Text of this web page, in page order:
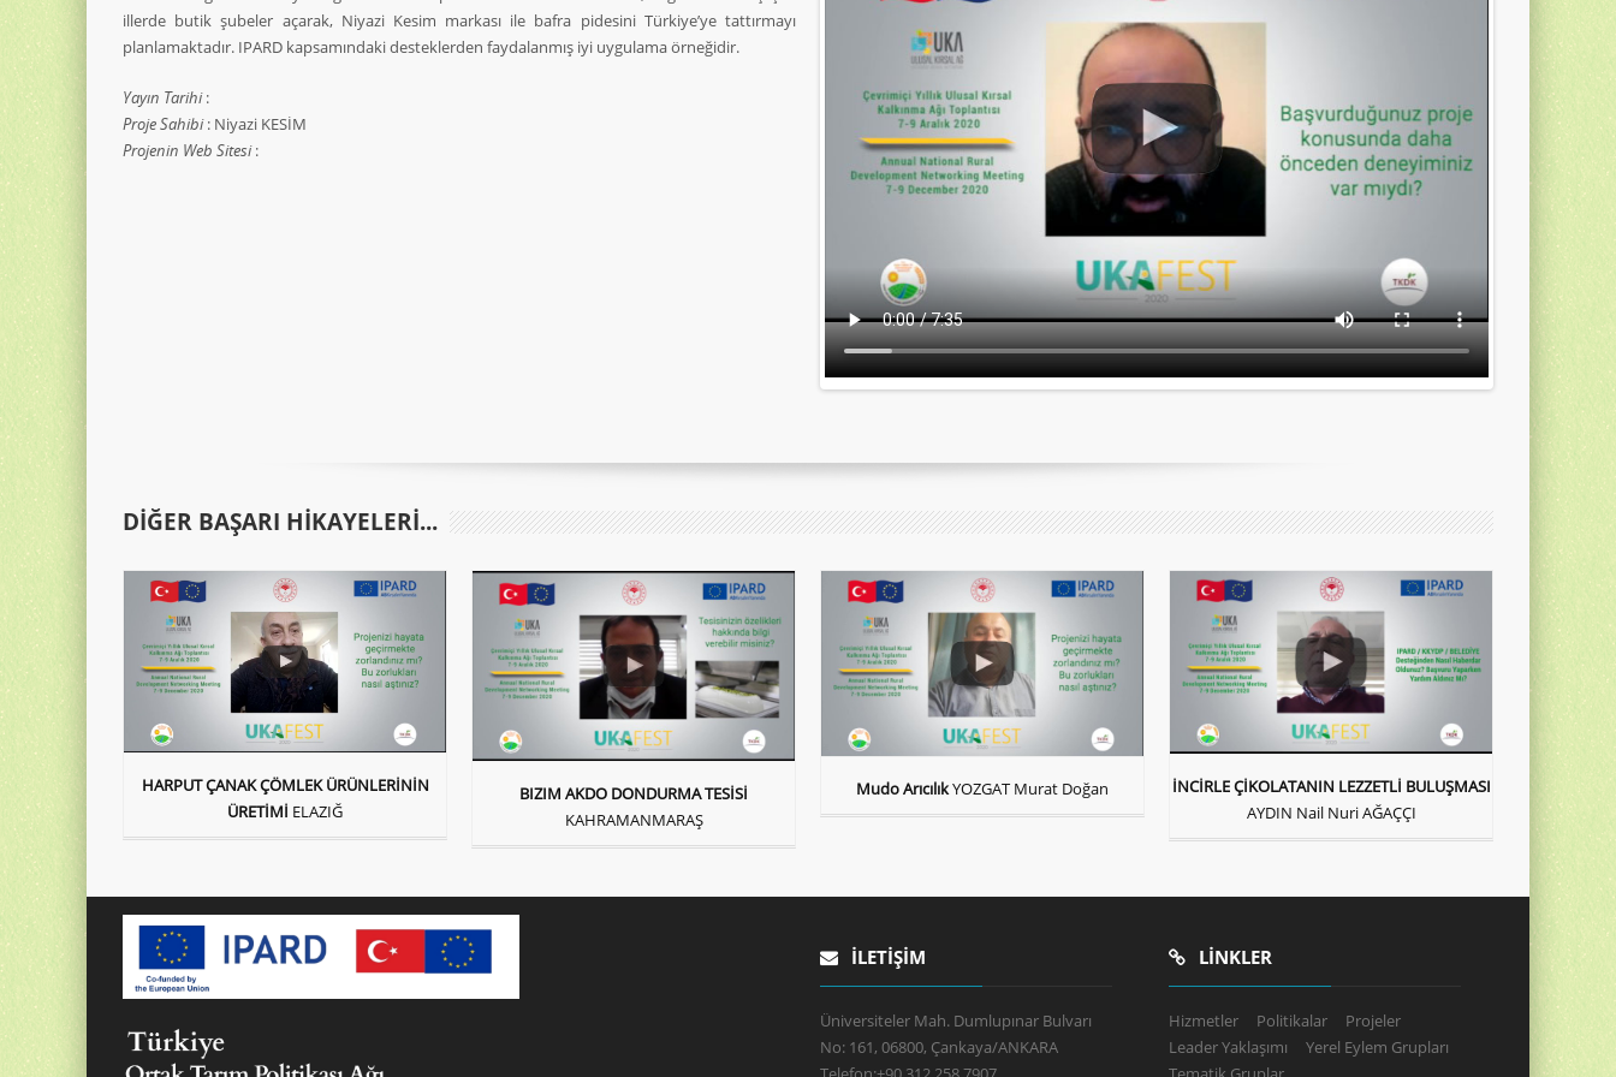
illerde butik şubeler açarak, Niyazi Kesim markası ile bafra pidesini Türkiye’ye tattırmayı
planlamaktadır. IPARD kapsamındaki desteklerden faydalanmış iyi uygulama örneğidir.
Yayın Tarihi:
Proje Sahibi: Niyazi KESİM
Projenin Web Sitesi:
DIĞER BAŞARI HIKAYELERI...
HARPUT ÇANAK ÇÖMLEK ÜRÜNLERİNİN
ÜRETİMİ ELAZIĞ
BIZIM AKDO DONDURMA TESİSİ
KAHRAMANMARAŞ
Mudo ArıcılıkYOZGAT Murat Doğan
İNCİRLE ÇİKOLATANIN LEZZETLİ BULUŞMASI
AYDIN Nail Nuri AĞAÇÇI
İLETIŞIM
Üniversiteler Mah. Dumlupınar Bulvarı
No: 161, 06800, Çankaya/ANKARA
LINKLER
Hizmetler Politikalar
Projeler
Leader Yaklaşımı
Yerel Eylem Grupları